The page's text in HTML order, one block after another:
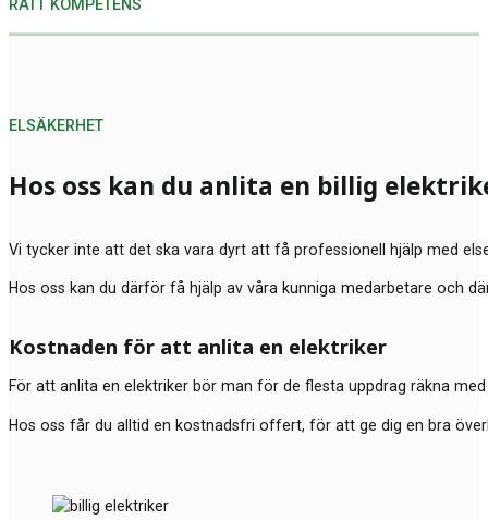
RÄTT KOMPETENS
Hos oss kan du anlita en billig
Vi tycker inte att det ska vara dyrt att få professionell hjälp med
Hos oss kan du därför få hjälp av våra kunniga medarbetare och
ELSÄKERHET
Kostnaden för att anlita en elektriker
För att anlita en elektriker bör man för de flesta uppdrag räkna
Hos oss får du alltid en kostnadsfri offert, för att ge dig en bra